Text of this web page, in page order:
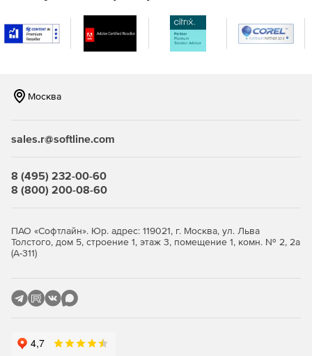
показывая потенциальные недостатки в настройках
безопасности. В то же время INSIGHT-Audit не
нарушает права сотрудников на неприкосновенность
Фильтр
надежную защиту корпоративных данных без ущерба
Антивирусное решение обеспечивает надежную
защиту от анонимных злоумышленников из
Управление приложениями позволяет настроить, кто
из пользователей может запускать определенные
того, можно блокировать большинство вирусов,
прежде чем антивирусные решения обнаруживают
Шифрование
Москва
sales.r@softline.com
8 (495) 232-00-60
8 (800) 200-08-60
ПАО «Софтлайн». Юр. адрес: 119021, г. Москва, ул. Льва
Толстого, дом 5, строение 1, этаж 3, помещение 1, комн. № 2, 2а
(А-311)